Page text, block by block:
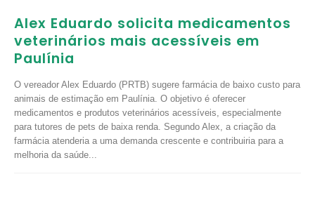
Alex Eduardo solicita medicamentos
veterinários mais acessíveis em
Paulínia
O vereador Alex Eduardo (PRTB) sugere farmácia de baixo custo para
animais de estimação em Paulínia. O objetivo é oferecer
medicamentos e produtos veterinários acessíveis, especialmente
para tutores de pets de baixa renda. Segundo Alex, a criação da
farmácia atenderia a uma demanda crescente e contribuiria para a
melhoria da saúde...